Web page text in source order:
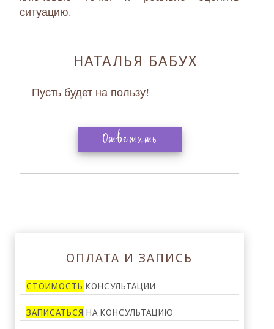
ситуацию.
НАТАЛЬЯ БАБУХ
Пусть будет на пользу!
Ответить
ОПЛАТА И ЗАПИСЬ
СТОИМОСТЬ КОНСУЛЬТАЦИИ
ЗАПИСАТЬСЯ НА КОНСУЛЬТАЦИЮ